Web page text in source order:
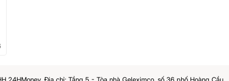
24HMoney. Địa chỉ: Tầng 5 - Tòa nhà Geleximco, số 36 phố Hoàng Cầu,